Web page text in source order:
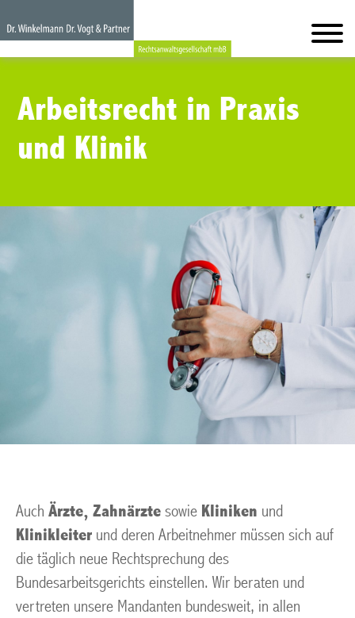
Arbeitsrecht in Praxis
und Klinik
Auch Ärzte, Zahnärzte sowie Kliniken und
Klinikleiter und deren Arbeitnehmer müssen sich auf
die täglich neue Rechtsprechung des
Bundesarbeitsgerichts einstellen. Wir beraten und
vertreten unsere Mandanten bundesweit, in allen